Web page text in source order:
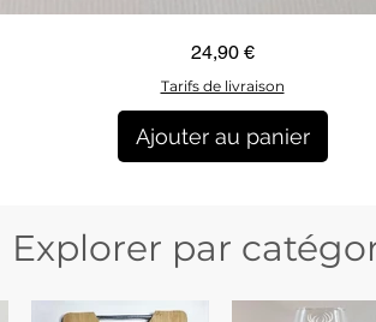
Aperçu rapide
Prix
24,90 €
Tarifs de livraison
Ajouter au panier
Explorer par